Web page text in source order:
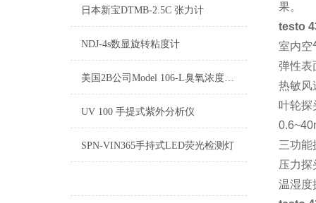
日本新宝DTMB-2.5C 张力计
NDJ-4s数显旋转粘度计
美国2B公司Model 106-L臭氧浓度检测仪
UV 100 手提式紫外分析仪
SPN-VIN365手持式LED荧光检测灯
果。
testo
室内空
弹性表
热敏风
叶轮探
三功能
压力探
温湿